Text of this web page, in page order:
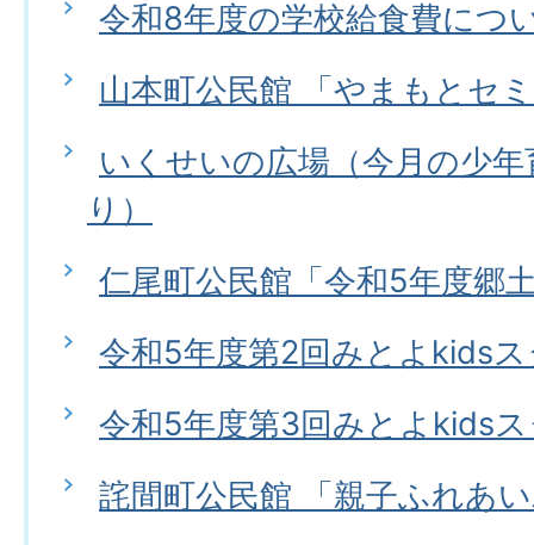
令和8年度の学校給食費につ
山本町公民館 「やまもとセ
いくせいの広場（今月の少
り）
仁尾町公民館「令和5年度郷
令和5年度第2回みとよkids
令和5年度第3回みとよkids
詫間町公民館 「親子ふれあ